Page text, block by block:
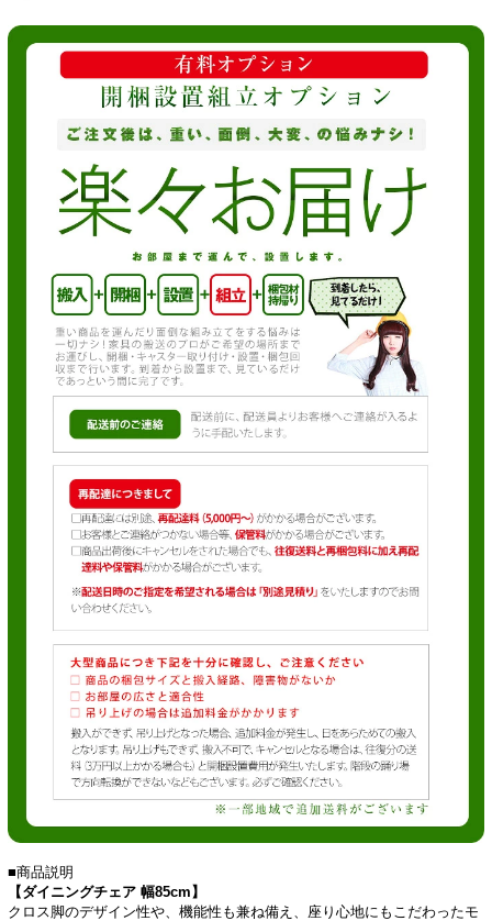
■商品説明
【ダイニングチェア 幅85cm】
クロス脚のデザイン性や、機能性も兼ね備え、座り心地にもこだわったモ